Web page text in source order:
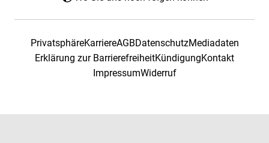
PrivatsphäreKarriereAGBDatenschutzMediadaten
Erklärung zur BarrierefreiheitKündigungKontakt
ImpressumWiderruf